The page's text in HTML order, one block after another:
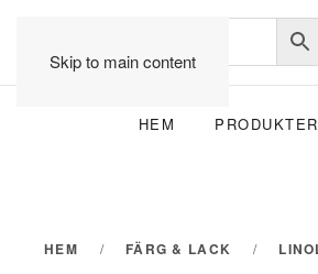
Skip to main content
HEM PRODUKTER
HEM FÄRG & LACK